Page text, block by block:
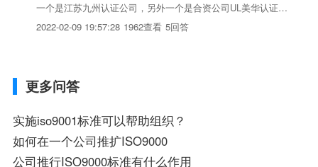
一个是江苏九州认证公司，另外一个是合资公司UL美华认证有
限公司，颁发UL的证书，权威性比国内认证机构要好的多。当
2022-02-09 19:57:28 1962查看 5回答
更多问答
实施iso9001标准可以帮助组织？
如何在一个公司推扩ISO9000
公司推行ISO9000标准有什么作用